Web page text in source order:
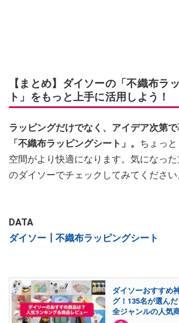
【まとめ】ダイソーの「不織布ラ
ト」をもっと上手に活用しよう！
ラッピングだけでなく、アイデア次第
「不織布ラッピングシート」。 ちょっ
空間がより快適になります。気になった
のダイソーでチェックしてみてください
DATA
ダイソー┃不織布ラッピングシート
ダイソーおすすめ
グ！135名が選ん
全ジャンルの人気